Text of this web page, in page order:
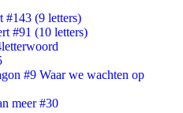
#143 (9 letters)
#91 (10 letters)
#9 Waar we wachten op
meer #30